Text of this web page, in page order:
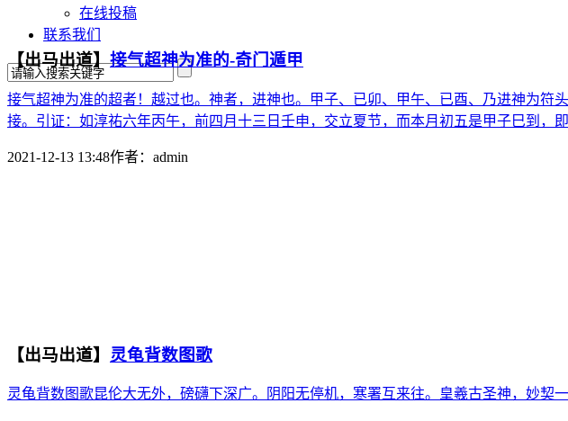
在线投稿
联系我们
【出马出道】接气超神为准的-奇门遁甲
接气超神为准的超者！越过也。神者，进神也。甲子、已卯、甲午、已酉、乃进神为
接。引证：如淳祐六年丙午，前四月十三日壬申，交立夏节，而本月初五是甲子巳到，
2021-12-13 13:48作者： admin
【出马出道】 灵龟背数图歌
灵龟背数图歌昆伦大无外，磅礴下深广。阴阳无停机，寒署互来往。皇羲古圣神，妙